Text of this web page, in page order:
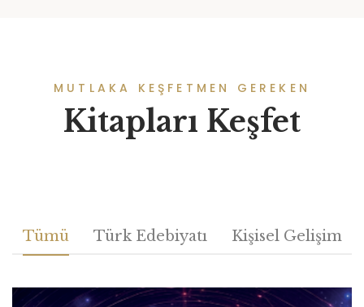
MUTLAKA KEŞFETMEN GEREKEN
Kitapları Keşfet
Tümü Türk Edebiyatı Kişisel Gelişim